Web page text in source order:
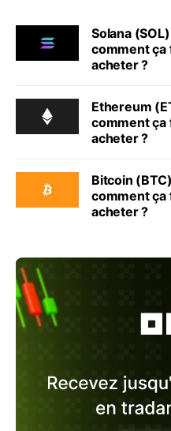
Solana
comment ça
acheter ?
Ethereum
comment ça
acheter ?
Bitcoin
comment ça
acheter ?